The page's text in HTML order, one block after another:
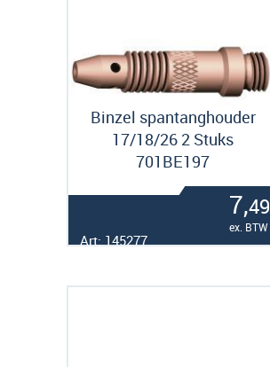
Binzel spantanghouder
17/18/26 2 Stuks
701BE197
7,49
ex. BTW
Art: 145277